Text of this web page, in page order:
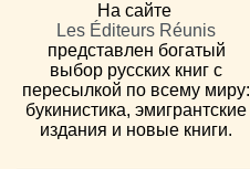
На сайте
Les Éditeurs Réunis
представлен богатый
выбор русских книг с
пересылкой по всему миру:
букинистика, эмигрантские
издания и новые книги.